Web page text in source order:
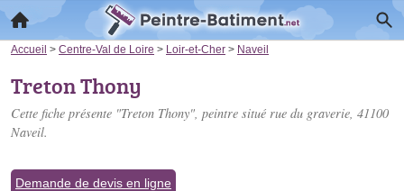
Accueil > Centre-Val de Loire > Loir-et-Cher > Naveil
Treton Thony
Cette fiche présente "Treton Thony", peintre situé rue du graverie, 41100
Naveil.
Demande de devis en ligne